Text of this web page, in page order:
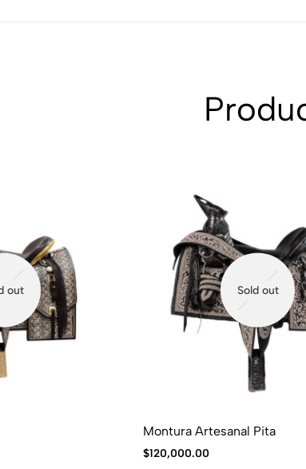
out Sold out
Montura Artesanal Pita
$120,000.00